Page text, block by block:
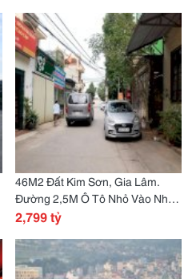
46M2 Đất Kim Sơn, Gia Lâm.
Đường 2,5M Ô Tô Nhỏ Vào Nhà.
2 Tỷ X. Lh
2,799 tỷ